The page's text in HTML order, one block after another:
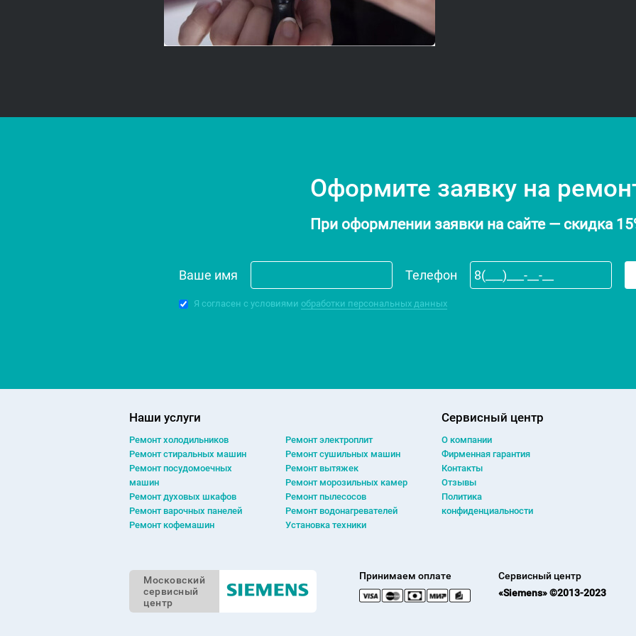
Оформите заявку на
При оформлении заявки на сайте — скидка
Ваше имя Телефон
Я согласен с условиями обработки персональных данных
Наши услуги
Ремонт холодильников
Ремонт cтиральных машин
Ремонт посудомоечных
машин
Ремонт духовых шкафов
Ремонт варочных панелей
Ремонт кофемашин
Ремонт электроплит
Ремонт сушильных машин
Ремонт вытяжек
Ремонт морозильных камер
Ремонт пылесосов
Ремонт водонагревателей
Установка техники
Сервисный центр
О компании
Фирменная гарантия
Контакты
Отзывы
Политика
конфиденциальности
Московский
сервисный
центр
Принимаем оплате
Сервисный центр
«Siemens» ©2013-2023